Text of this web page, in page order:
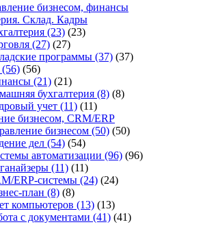
бизнесом, финансы
Склад. Кадры
(23) (23)
(27) (27)
программы (37) (37)
(56) (56)
(21) (21)
бухгалтерия (8) (8)
учет (11) (11)
бизнесом, CRM/ERP
бизнесом (50) (50)
дел (54) (54)
автоматизации (96) (96)
(11) (11)
ERP-системы (24) (24)
план (8) (8)
компьютеров (13) (13)
с документами (41) (41)